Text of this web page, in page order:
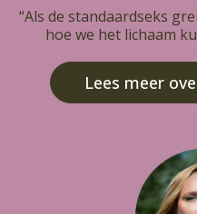
“Als de standaardseks
hoe we het lichaam
Lees meer